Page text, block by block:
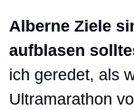
Alberne Ziele
aufblasen
ich geredet, als
Ultramarathon